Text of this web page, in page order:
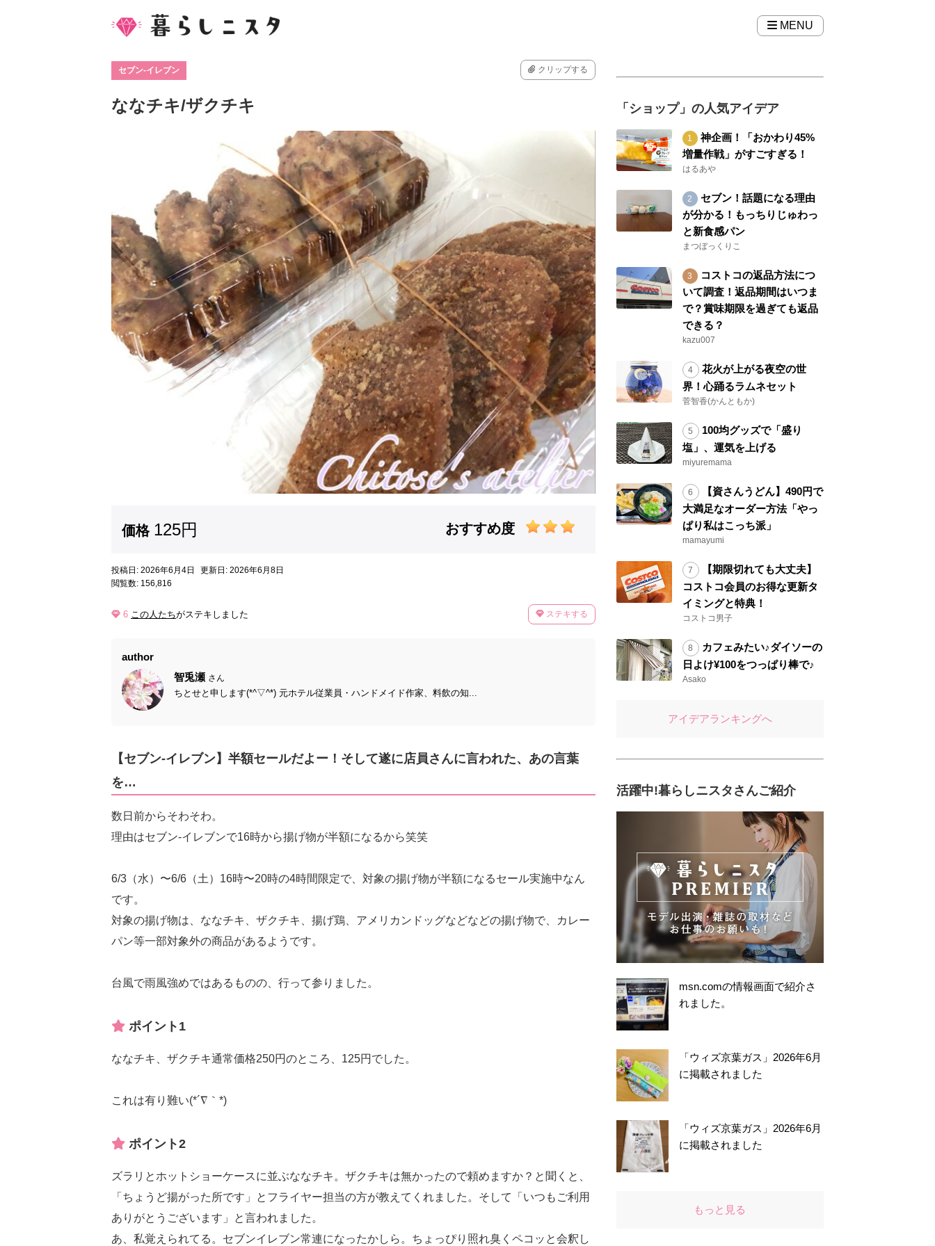
MENU
セブン-イレブン クリップする
ななチキ/ザクチキ
価格 125円 おすすめ度
投稿日: 2026年6月4日
更新日: 2026年6月8日
閲覧数: 156,816
6 この人たちがステキしました ステキする
author
智兎瀬 さん
ちとせと申します(*^▽^*) 元ホテル従業員・ハンドメイド作家、料飲の知...
【セブン-イレブン】半額セールだよー！そして遂に店員さんに言われた、あの言葉
を…
数日前からそわそわ。
理由はセブン-イレブンで16時から揚げ物が半額になるから笑笑
6/3（水）〜6/6（土）16時〜20時の4時間限定で、対象の揚げ物が半額になるセール実施中なん
です。
対象の揚げ物は、ななチキ、ザクチキ、揚げ鶏、アメリカンドッグなどなどの揚げ物で、カレー
パン等一部対象外の商品があるようです。
台風で雨風強めではあるものの、行って参りました。
ポイント1
ななチキ、ザクチキ通常価格250円のところ、125円でした。
これは有り難い(*´∇｀*)
ポイント2
ズラリとホットショーケースに並ぶななチキ。ザクチキは無かったので頼めますか？と聞くと、
「ちょうど揚がった所です」とフライヤー担当の方が教えてくれました。そして「いつもご利用
ありがとうございます」と言われました。
あ、私覚えられてる。セブンイレブン常連になったかしら。ちょっぴり照れ臭くペコッと会釈し
「ショップ」の人気アイデア
神企画！「おかわり45%
増量作戦」がすごすぎる！
はるあや
セブン！話題になる理由
が分かる！もっちりじゅわっ
と新食感パン
まつぼっくりこ
コストコの返品方法につ
いて調査！返品期間はいつま
で？賞味期限を過ぎても返品
できる？
kazu007
花火が上がる夜空の世
界！心踊るラムネセット
菅智香(かんともか)
100均グッズで「盛り
塩」、運気を上げる
miyuremama
【資さんうどん】490円で
大満足なオーダー方法「やっ
ぱり私はこっち派」
mamayumi
【期限切れても大丈夫】
コストコ会員のお得な更新タ
イミングと特典！
コストコ男子
カフェみたい♪ダイソーの
日よけ¥100をつっぱり棒で♪
Asako
アイデアランキングへ
活躍中!暮らしニスタさんご紹介
msn.comの情報画面で紹介さ
れました。
「ウィズ京葉ガス」2026年6月
に掲載されました
「ウィズ京葉ガス」2026年6月
に掲載されました
もっと見る